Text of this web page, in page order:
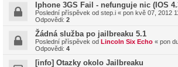
Iphone 3GS Fail - nefunguje nic (IOS
Poslední příspěvek od step.i « pon kvě 07, 2012
Odpovědi: 2
Žádná služba po jailbreaku 5.1
Poslední příspěvek od Lincoln Six Echo « pon
Odpovědi: 4
[info] Otazky okolo Jailbreaku